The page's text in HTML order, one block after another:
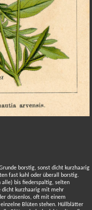
borstig, sonst dicht kurzhaarig
fast kahl oder überall borstig.
bis fiederspaltig, selten
dicht kurzhaarig mit mehr
drüsenlos, oft mit einem
Blüten stehen. Hüllblätter